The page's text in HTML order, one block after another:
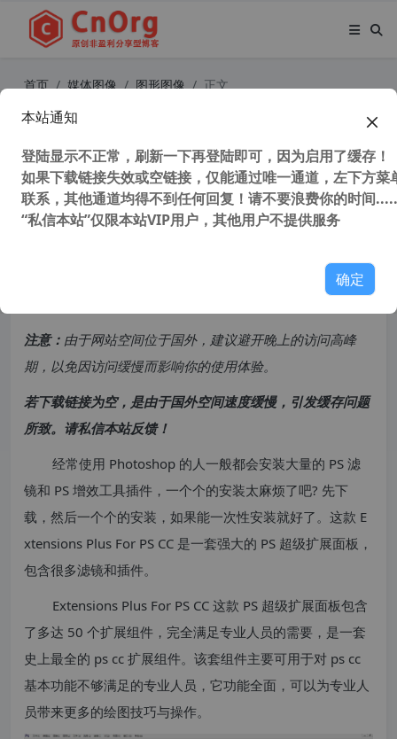
首页 媒体图像 图形图像 正文
Extensions Plus For PS CC (PS超级
扩展面板) 含Ps滤镜、PS增效工具 v5.
4 汉化安装版
30,522 次浏览次阅读
注意： 由于网站空间位于国外，建议避开晚上的访问高峰
期，以免因访问缓慢而影响你的使用体验。
若下载链接为空，是由于国外空间速度缓慢，引发缓存问题
所致。请私信本站反馈！
经常使用 Photoshop 的人一般都会安装大量的 PS 滤
镜和 PS 增效工具插件，一个个的安装太麻烦了吧? 先下
载，然后一个个的安装，如果能一次性安装就好了。这款 E
xtensions Plus For PS CC 是一套强大的 PS 超级扩展面板，
包含很多滤镜和插件。
Extensions Plus For PS CC 这款 PS 超级扩展面板包含
了多达 50 个扩展组件，完全满足专业人员的需要，是一套
史上最全的 ps cc 扩展组件。该套组件主要可用于对 ps cc
基本功能不够满足的专业人员，它功能全面，可以为专业人
员带来更多的绘图技巧与操作。
本站通知
登陆显示不正常，刷新一下再登陆即可，因为启用了缓存！
如果下载链接失效或空链接，仅能通过唯一通道，左下方菜
联系，其他通道均得不到任何回复！请不要浪费你的时间
“私信本站”仅限本站VIP用户，其他用户不提供服务
确定